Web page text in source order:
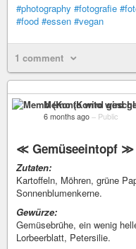
#photography #fotografie
#food #essen #vegan
1 comment
Memo (Konto wird
6 months ago – Public
≪ Gemüseeintopf ≫
Zutaten:
Kartoffeln, Möhren, grüne
Sonnenblumenkerne.
Gewürze:
Gemüsebrühe, ein wenig
Lorbeerblatt, Petersilie.